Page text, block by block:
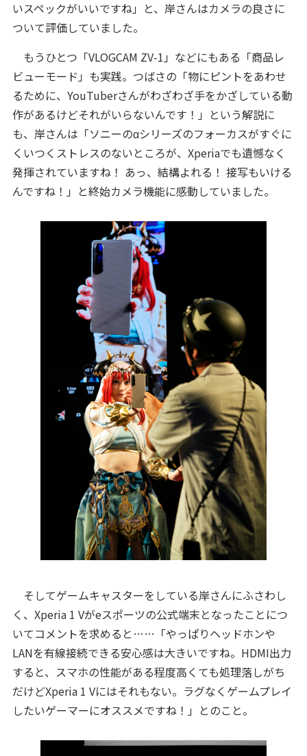
いスペックがいいですね」と、岸さんはカメラの良さに
ついて評価していました。
もうひとつ「VLOGCAM ZV-1」などにもある「商品レ
ビューモード」も実践。つばさの「物にピントをあわせ
るために、YouTuberさんがわざわざ手をかざしている動
作があるけどそれがいらないんです！」という解説に
も、岸さんは「ソニーのαシリーズのフォーカスがすぐに
くいつくストレスのないところが、Xperiaでも遺憾なく
発揮されていますね！ あっ、結構よれる！ 接写もいける
んですね！」と終始カメラ機能に感動していました。
そしてゲームキャスターをしている岸さんにふさわし
く、Xperia 1 Vがeスポーツの公式端末となったことにつ
いてコメントを求めると……「やっぱりヘッドホンや
LANを有線接続できる安心感は大きいですね。HDMI出力
すると、スマホの性能がある程度高くても処理落しがち
だけどXperia 1 Vにはそれもない。ラグなくゲームプレイ
したいゲーマーにオススメですね！」とのこと。